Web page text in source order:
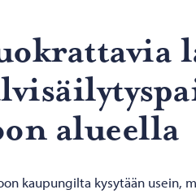
alu­eel­la
kaupungilta kysytään usein,